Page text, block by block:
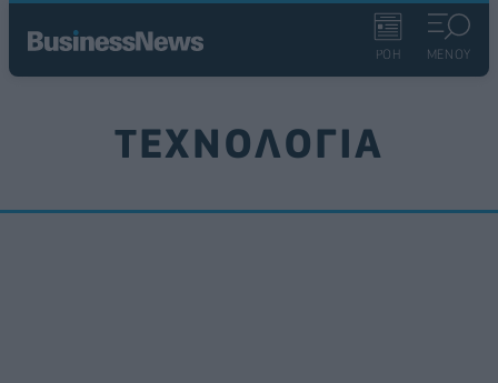
ΡΟΗ ΜΕΝΟΥ
ΤΕΧΝΟΛΟΓΙΑ